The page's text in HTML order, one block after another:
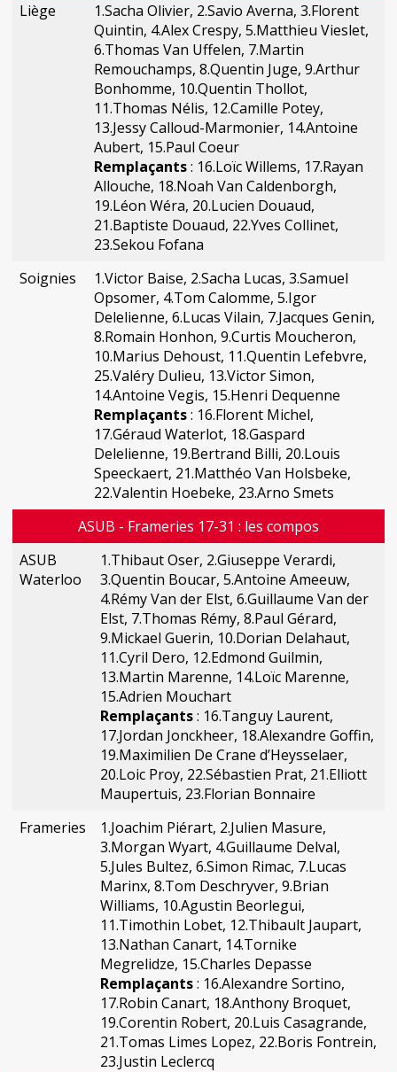
Liège
1.Sacha Olivier, 2.Savio Averna, 3.Florent
Quintin, 4.Alex Crespy, 5.Matthieu Vieslet,
6.Thomas Van Uffelen, 7.Martin
Remouchamps, 8.Quentin Juge, 9.Arthur
Bonhomme, 10.Quentin Thollot,
11.Thomas Nélis, 12.Camille Potey,
13.Jessy Calloud-Marmonier, 14.Antoine
Aubert, 15.Paul Coeur
Remplaçants: 16.Loïc Willems, 17.Rayan
Allouche, 18.Noah Van Caldenborgh,
19.Léon Wéra, 20.Lucien Douaud,
21.Baptiste Douaud, 22.Yves Collinet,
23.Sekou Fofana
Soignies
1.Victor Baise, 2.Sacha Lucas, 3.Samuel
Opsomer, 4.Tom Calomme, 5.Igor
Delelienne, 6.Lucas Vilain, 7.Jacques Genin,
8.Romain Honhon, 9.Curtis Moucheron,
10.Marius Dehoust, 11.Quentin Lefebvre,
25.Valéry Dulieu, 13.Victor Simon,
14.Antoine Vegis, 15.Henri Dequenne
Remplaçants: 16.Florent Michel,
17.Géraud Waterlot, 18.Gaspard
Delelienne, 19.Bertrand Billi, 20.Louis
Speeckaert, 21.Matthéo Van Holsbeke,
22.Valentin Hoebeke, 23.Arno Smets
ASUB - Frameries 17-31 : les compos
ASUB
Waterloo
1.Thibaut Oser, 2.Giuseppe Verardi,
3.Quentin Boucar, 5.Antoine Ameeuw,
4.Rémy Van der Elst, 6.Guillaume Van der
Elst, 7.Thomas Rémy, 8.Paul Gérard,
9.Mickael Guerin, 10.Dorian Delahaut,
11.Cyril Dero, 12.Edmond Guilmin,
13.Martin Marenne, 14.Loïc Marenne,
15.Adrien Mouchart
Remplaçants: 16.Tanguy Laurent,
17.Jordan Jonckheer, 18.Alexandre Goffin,
19.Maximilien De Crane d’Heysselaer,
20.Loic Proy, 22.Sébastien Prat, 21.Elliott
Maupertuis, 23.Florian Bonnaire
Frameries
1.Joachim Piérart, 2.Julien Masure,
3.Morgan Wyart, 4.Guillaume Delval,
5.Jules Bultez, 6.Simon Rimac, 7.Lucas
Marinx, 8.Tom Deschryver, 9.Brian
Williams, 10.Agustin Beorlegui,
11.Timothin Lobet, 12.Thibault Jaupart,
13.Nathan Canart, 14.Tornike
Megrelidze, 15.Charles Depasse
Remplaçants: 16.Alexandre Sortino,
17.Robin Canart, 18.Anthony Broquet,
19.Corentin Robert, 20.Luis Casagrande,
21.Tomas Limes Lopez, 22.Boris Fontrein,
23.Justin Leclercq